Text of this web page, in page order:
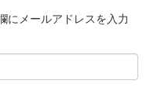
にメールアドレスを入力